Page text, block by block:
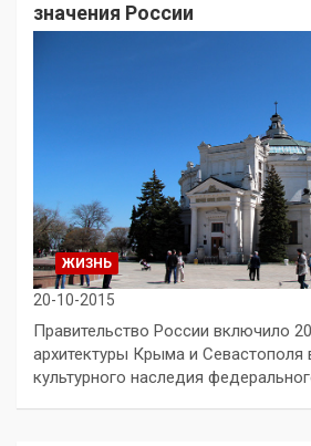
значения России
ЖИЗНЬ
20-10-2015
Правительство России включило
архитектуры Крыма и Севастополя
культурного наследия